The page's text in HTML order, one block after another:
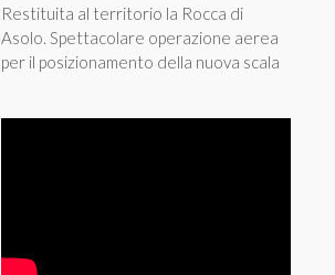
Restituita al territorio la Rocca di
Asolo. Spettacolare operazione aerea
per il posizionamento della nuova scala